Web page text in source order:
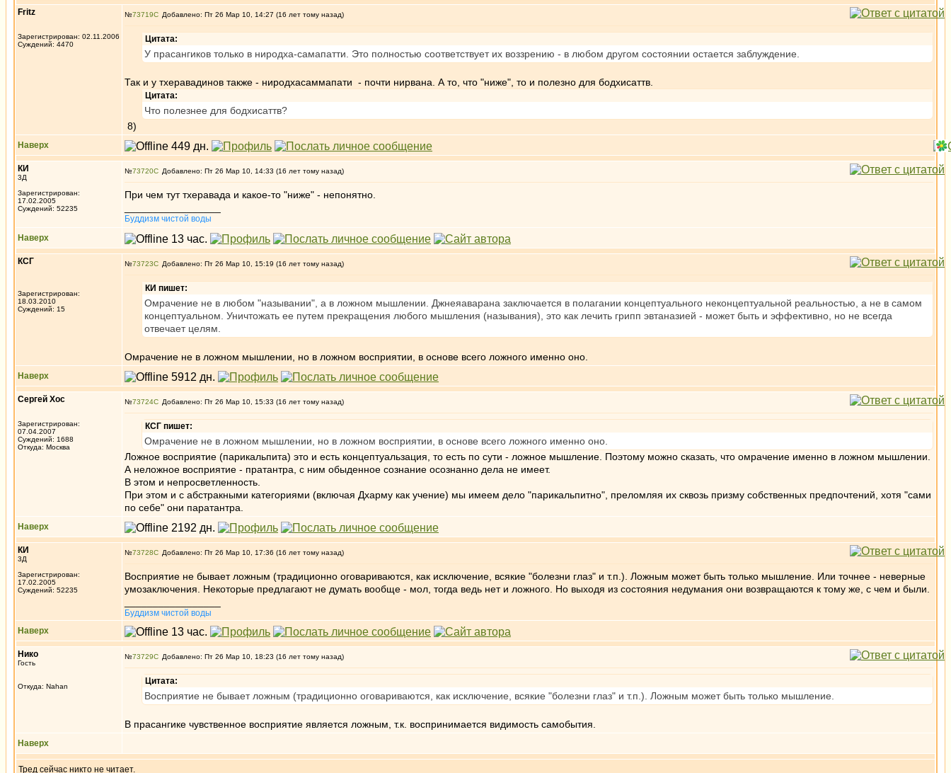
Fritz
Зарегистрирован: 02.11.2006
Суждений: 4470
№73719 Добавлено: Пт 26 Мар 10, 14:27 (16 лет тому назад)
Цитата:
У прасангиков только в ниродха-самапатти. Это полностью соответствует их воззрению - в любом другом состоянии остается заблуждение.
Так и у тхеравадинов также - ниродхасаммапати - почти нирвана. А то, что "ниже", то и полезно для бодхисаттв.
Цитата:
Что полезнее для бодхисаттв?
8)
Наверх
КИ
3Д
Зарегистрирован:
17.02.2005
Суждений: 52235
№73720 Добавлено: Пт 26 Мар 10, 14:33 (16 лет тому назад)
При чем тут тхеравада и какое-то "ниже" - непонятно.
Буддизм чистой воды
Наверх
КСГ
Зарегистрирован:
18.03.2010
Суждений: 15
№73723 Добавлено: Пт 26 Мар 10, 15:19 (16 лет тому назад)
КИ пишет:
Омрачение не в любом "назывании", а в ложном мышлении. Джнеяаварана заключается в полагании концептуального неконцептуальной реальностью, а не в самом
концептуальном. Уничтожать ее путем прекращения любого мышления (называния), это как лечить грипп эвтаназией - может быть и эффективно, но не всегда
отвечает целям.
Омрачение не в ложном мышлении, но в ложном восприятии, в основе всего ложного именно оно.
Наверх
Сергей Хос
Зарегистрирован:
07.04.2007
Суждений: 1688
Откуда: Москва
№73724 Добавлено: Пт 26 Мар 10, 15:33 (16 лет тому назад)
КСГ пишет:
Омрачение не в ложном мышлении, но в ложном восприятии, в основе всего ложного именно оно.
Ложное восприятие (парикальпита) это и есть концептуальзация, то есть по сути - ложное мышление. Поэтому можно сказать, что омрачение именно в ложном мышлении.
А неложное восприятие - пратантра, с ним обыденное сознание осознанно дела не имеет.
В этом и непросветленность.
При этом и с абстракными категориями (включая Дхарму как учение) мы имеем дело "парикальпитно", преломляя их сквозь призму собственных предпочтений, хотя "сами
по себе" они паратантра.
Наверх
КИ
3Д
Зарегистрирован:
17.02.2005
Суждений: 52235
№73728 Добавлено: Пт 26 Мар 10, 17:36 (16 лет тому назад)
Восприятие не бывает ложным (традиционно оговариваются, как исключение, всякие "болезни глаз" и т.п.). Ложным может быть только мышление. Или точнее - неверные
умозаключения. Некоторые предлагают не думать вообще - мол, тогда ведь нет и ложного. Но выходя из состояния недумания они возвращаются к тому же, с чем и были.
Буддизм чистой воды
Наверх
Нико
Гость
Откуда: Nahan
№73729 Добавлено: Пт 26 Мар 10, 18:23 (16 лет тому назад)
Цитата:
Восприятие не бывает ложным (традиционно оговариваются, как исключение, всякие "болезни глаз" и т.п.). Ложным может быть только мышление.
В прасангике чувственное восприятие является ложным, т.к. воспринимается видимость самобытия.
Наверх
Тред сейчас никто не читает.